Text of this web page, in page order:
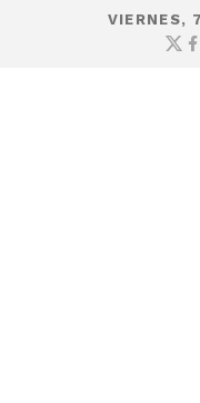
VIERNES,